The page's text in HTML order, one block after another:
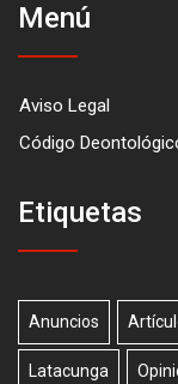
Menú
Aviso Legal
Código
Etiquetas
Anuncios
Latacunga